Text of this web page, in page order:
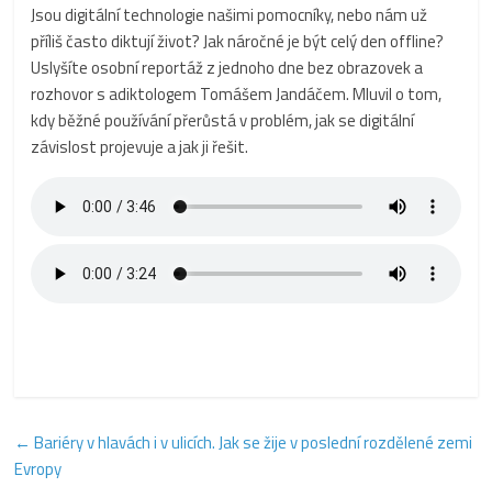
Jsou digitální technologie našimi pomocníky, nebo nám už
příliš často diktují život? Jak náročné je být celý den offline?
Uslyšíte osobní reportáž z jednoho dne bez obrazovek a
rozhovor s adiktologem Tomášem Jandáčem. Mluvil o tom,
kdy běžné používání přerůstá v problém, jak se digitální
závislost projevuje a jak ji řešit.
← Bariéry v hlavách i v ulicích. Jak se žije v poslední rozdělené zemi
Evropy